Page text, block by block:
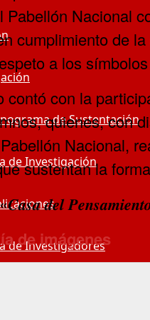
de Sustentación
de Investigación
de Investigadores
Pabellón Nacional
cumplimiento de
a los
contó con la
quienes, con
Nacional,
sustentan la
𝒅𝒆𝒍 𝑷𝒆𝒏𝒔𝒂𝒎𝒊𝒆𝒏𝒕𝒐
de imágenes